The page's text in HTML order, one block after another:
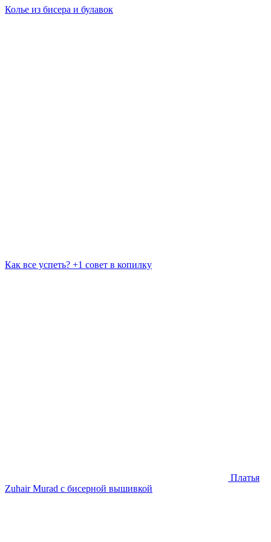
Колье из бисера и булавок
Как все успеть? +1 совет в копилку
Платья
Zuhair Murad с бисерной вышивкой